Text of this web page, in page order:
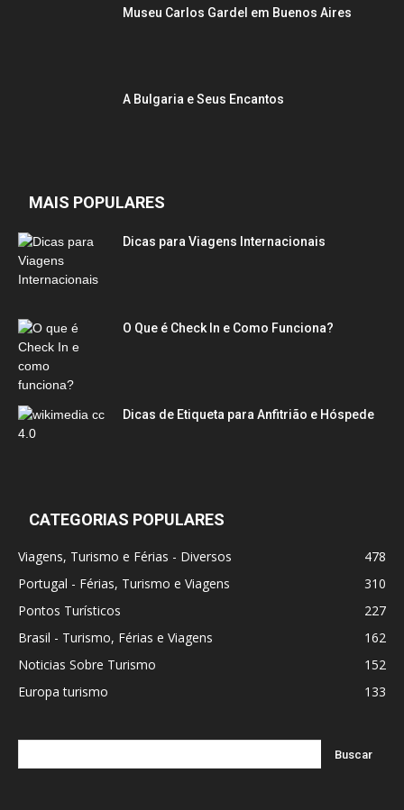
Museu Carlos Gardel em Buenos Aires
A Bulgaria e Seus Encantos
MAIS POPULARES
Dicas para Viagens Internacionais
O Que é Check In e Como Funciona?
Dicas de Etiqueta para Anfitrião e Hóspede
CATEGORIAS POPULARES
Viagens, Turismo e Férias - Diversos
478
Portugal - Férias, Turismo e Viagens
310
Pontos Turísticos
227
Brasil - Turismo, Férias e Viagens
162
Noticias Sobre Turismo
152
Europa turismo
133